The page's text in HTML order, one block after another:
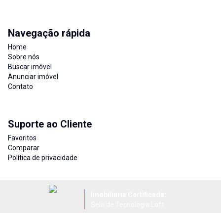
Navegação rápida
Home
Sobre nós
Buscar imóvel
Anunciar imóvel
Contato
Suporte ao Cliente
Favoritos
Comparar
Política de privacidade